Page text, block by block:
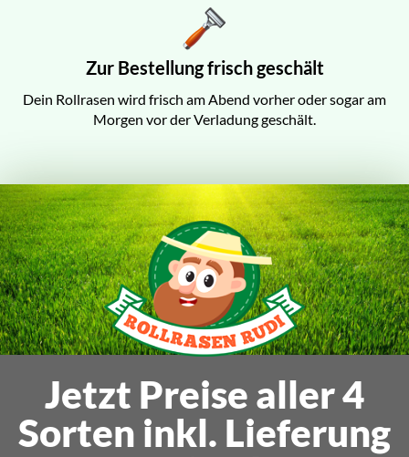
Zur Bestellung frisch geschält
Dein Rollrasen wird frisch am Abend vorher oder sogar am
Morgen vor der Verladung geschält.
Jetzt Preise aller 4
Sorten inkl. Lieferung